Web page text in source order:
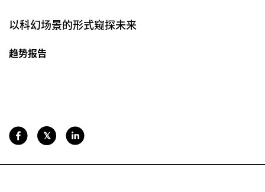
以科幻场景的形式窥探未来
趋势报告
𝕏